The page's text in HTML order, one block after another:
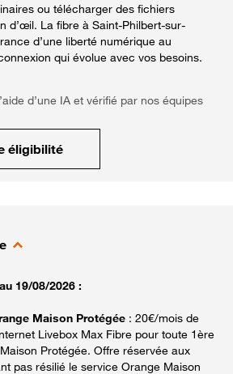
ou télécharger des fichiers
d’œil. La fibre à Saint-Philbert-sur-
d’une liberté numérique au
qui évolue avec vos besoins.
d’une IA et vérifié par nos équipes
éligibilité
19/08/2026 :
Maison Protégée : 20€/mois de
Livebox Max Fibre pour toute 1ère
Protégée. Offre réservée aux
pas résilié le service Orange Maison